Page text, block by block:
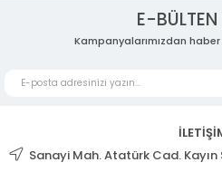
E-
Kampanyalarımızdan
Sanayi Mah. Atatürk Cad. Kayın